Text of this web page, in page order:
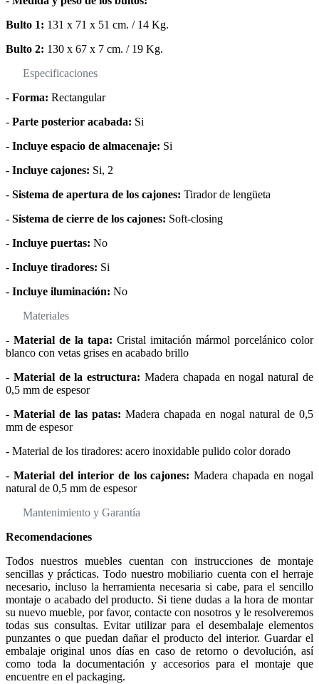
Bulto 1: 131 x 71 x 51 cm. / 14 Kg.
Bulto 2: 130 x 67 x 7 cm. / 19 Kg.
Especificaciones
- Forma: Rectangular
- Parte posterior acabada: Si
- Incluye espacio de almacenaje: Si
- Incluye cajones: Si, 2
- Sistema de apertura de los cajones: Tirador de lengüeta
- Sistema de cierre de los cajones: Soft-closing
- Incluye puertas: No
- Incluye tiradores: Si
- Incluye iluminación: No
Materiales
- Material de la tapa: Cristal imitación mármol porcelánico color
blanco con vetas grises en acabado brillo
- Material de la estructura: Madera chapada en nogal natural de
0,5 mm de espesor
- Material de las patas: Madera chapada en nogal natural de 0,5
mm de espesor
- Material de los tiradores: acero inoxidable pulido color dorado
- Material del interior de los cajones: Madera chapada en nogal
natural de 0,5 mm de espesor
Mantenimiento y Garantía
Recomendaciones
Todos nuestros muebles cuentan con instrucciones de montaje
sencillas y prácticas. Todo nuestro mobiliario cuenta con el herraje
necesario, incluso la herramienta necesaria si cabe, para el sencillo
montaje o acabado del producto. Si tiene dudas a la hora de montar
su nuevo mueble, por favor, contacte con nosotros y le resolveremos
todas sus consultas. Evitar utilizar para el desembalaje elementos
punzantes o que puedan dañar el producto del interior. Guardar el
embalaje original unos días en caso de retorno o devolución, así
como toda la documentación y accesorios para el montaje que
encuentre en el packaging.